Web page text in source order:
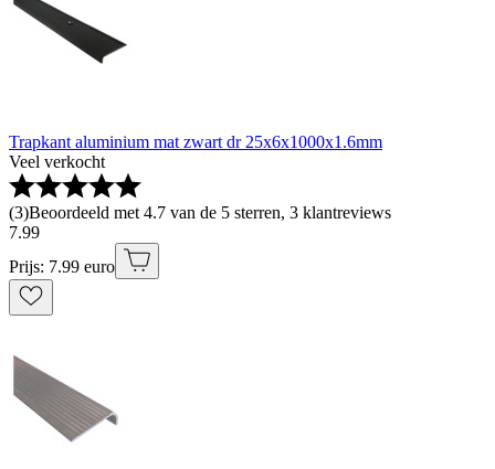
Trapkant aluminium mat zwart dr 25x6x1000x1.6mm
Veel verkocht
(3)Beoordeeld met 4.7 van de 5 sterren, 3 klantreviews
7.99
Prijs: 7.99 euro